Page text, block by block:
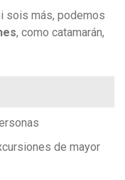
sois más, podemos
, como catamarán,
de mayor